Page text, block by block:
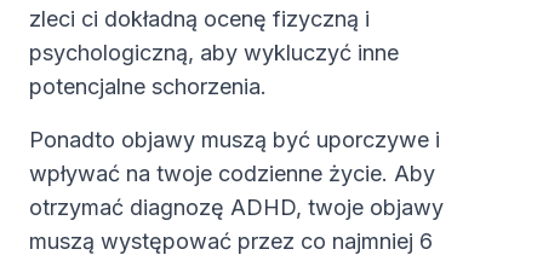
zleci ci dokładną ocenę fizyczną i
psychologiczną, aby wykluczyć inne
potencjalne schorzenia.
Ponadto objawy muszą być uporczywe i
wpływać na twoje codzienne życie. Aby
otrzymać diagnozę ADHD, twoje objawy
muszą występować przez co najmniej 6